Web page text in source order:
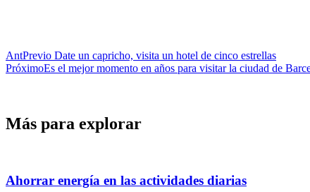
AntPrevio Date un capricho, visita un hotel de cinco estrellas
PróximoEs el mejor momento en años para visitar la ciudad de
Más para explorar
Ahorrar energía en las actividades diarias